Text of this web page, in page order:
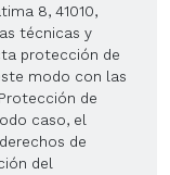
8, 41010,
técnicas y
protección de
modo con las
de
caso, el
de
del